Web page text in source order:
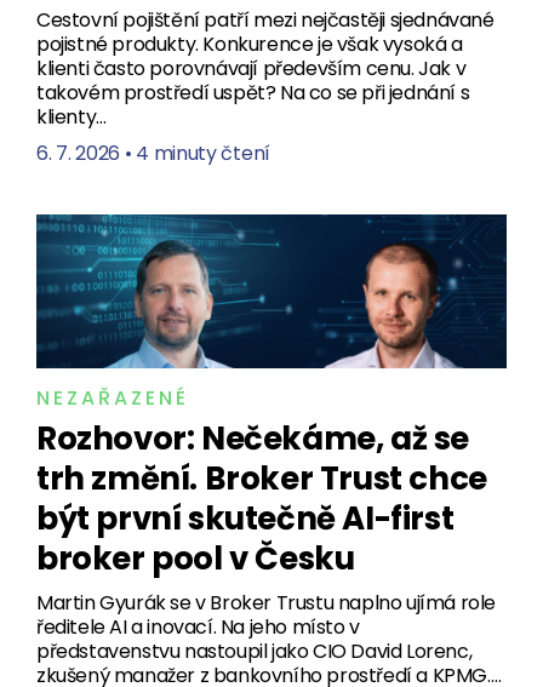
Cestovní pojištění patří mezi nejčastěji sjednávané
pojistné produkty. Konkurence je však vysoká a
klienti často porovnávají především cenu. Jak v
takovém prostředí uspět? Na co se při jednání s
klienty…
6. 7. 2026 • 4 minuty čtení
NEZAŘAZENÉ
Rozhovor: Nečekáme, až se
trh změní. Broker Trust chce
být první skutečně AI-first
broker pool v Česku
Martin Gyurák se v Broker Trustu naplno ujímá role
ředitele AI a inovací. Na jeho místo v
představenstvu nastoupil jako CIO David Lorenc,
zkušený manažer z bankovního prostředí a KPMG.…